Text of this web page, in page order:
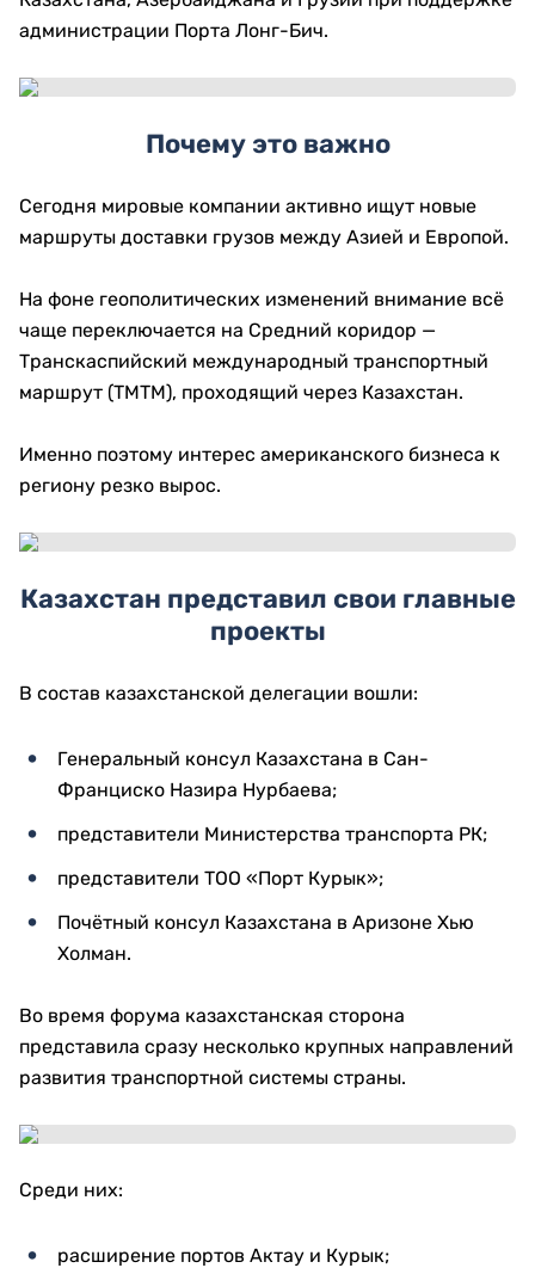
администрации Порта Лонг-Бич.
Почему это важно
Сегодня мировые компании активно ищут новые
маршруты доставки грузов между Азией и Европой.
На фоне геополитических изменений внимание всё
чаще переключается на Средний коридор —
Транскаспийский международный транспортный
маршрут (ТМТМ), проходящий через Казахстан.
Именно поэтому интерес американского бизнеса к
региону резко вырос.
Казахстан представил свои главные
проекты
В состав казахстанской делегации вошли:
Генеральный консул Казахстана в Сан-
Франциско Назира Нурбаева;
представители Министерства транспорта РК;
представители ТОО «Порт Курык»;
Почётный консул Казахстана в Аризоне Хью
Холман.
Во время форума казахстанская сторона
представила сразу несколько крупных направлений
развития транспортной системы страны.
Среди них:
расширение портов Актау и Курык;